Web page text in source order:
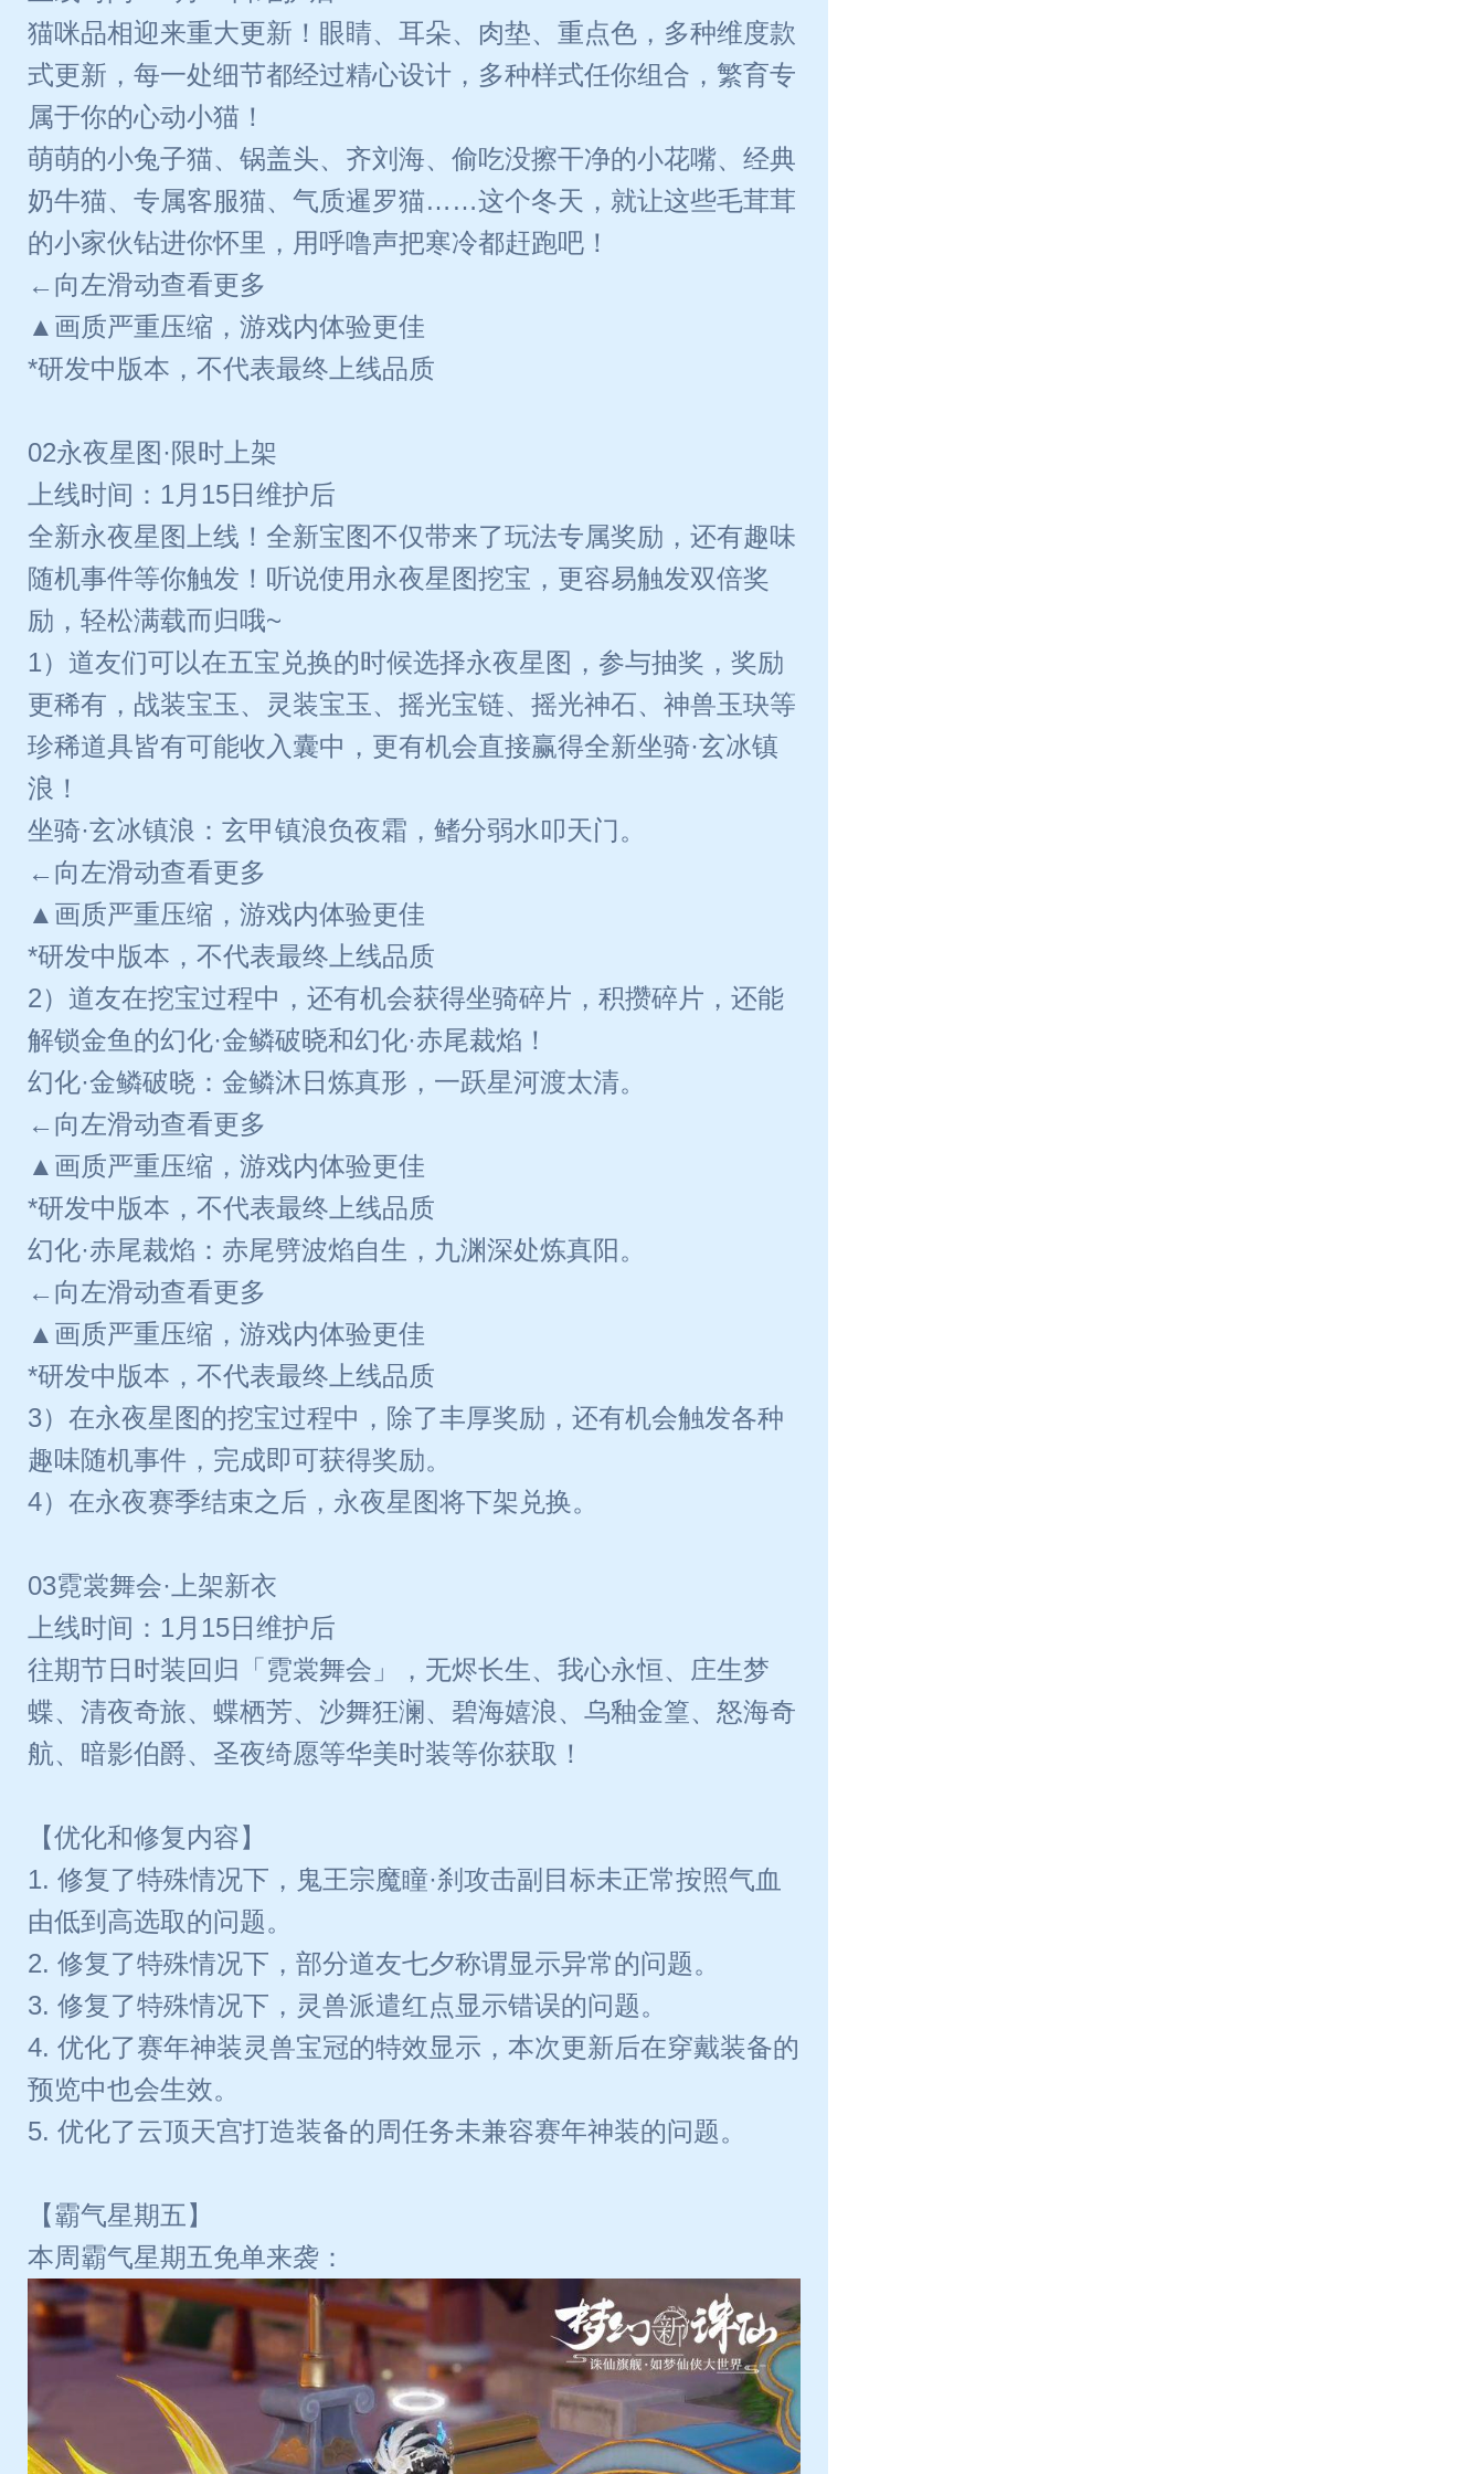
猫咪品相迎来重大更新！眼睛、耳朵、肉垫、重点色，多种维度款
式更新，每一处细节都经过精心设计，多种样式任你组合，繁育专
属于你的心动小猫！
萌萌的小兔子猫、锅盖头、齐刘海、偷吃没擦干净的小花嘴、经典
奶牛猫、专属客服猫、气质暹罗猫……这个冬天，就让这些毛茸茸
的小家伙钻进你怀里，用呼噜声把寒冷都赶跑吧！
←向左滑动查看更多
▲画质严重压缩，游戏内体验更佳
*研发中版本，不代表最终上线品质
02永夜星图·限时上架
上线时间：1月15日维护后
全新永夜星图上线！全新宝图不仅带来了玩法专属奖励，还有趣味
随机事件等你触发！听说使用永夜星图挖宝，更容易触发双倍奖
励，轻松满载而归哦~
1）道友们可以在五宝兑换的时候选择永夜星图，参与抽奖，奖励
更稀有，战装宝玉、灵装宝玉、摇光宝链、摇光神石、神兽玉玦等
珍稀道具皆有可能收入囊中，更有机会直接赢得全新坐骑·玄冰镇
浪！
坐骑·玄冰镇浪：玄甲镇浪负夜霜，鳍分弱水叩天门。
←向左滑动查看更多
▲画质严重压缩，游戏内体验更佳
*研发中版本，不代表最终上线品质
2）道友在挖宝过程中，还有机会获得坐骑碎片，积攒碎片，还能
解锁金鱼的幻化·金鳞破晓和幻化·赤尾裁焰！
幻化·金鳞破晓：金鳞沐日炼真形，一跃星河渡太清。
←向左滑动查看更多
▲画质严重压缩，游戏内体验更佳
*研发中版本，不代表最终上线品质
幻化·赤尾裁焰：赤尾劈波焰自生，九渊深处炼真阳。
←向左滑动查看更多
▲画质严重压缩，游戏内体验更佳
*研发中版本，不代表最终上线品质
3）在永夜星图的挖宝过程中，除了丰厚奖励，还有机会触发各种
趣味随机事件，完成即可获得奖励。
4）在永夜赛季结束之后，永夜星图将下架兑换。
03霓裳舞会·上架新衣
上线时间：1月15日维护后
往期节日时装回归「霓裳舞会」，无烬长生、我心永恒、庄生梦
蝶、清夜奇旅、蝶栖芳、沙舞狂澜、碧海嬉浪、乌釉金篁、怒海奇
航、暗影伯爵、圣夜绮愿等华美时装等你获取！
【优化和修复内容】
1. 修复了特殊情况下，鬼王宗魔瞳·刹攻击副目标未正常按照气血
由低到高选取的问题。
2. 修复了特殊情况下，部分道友七夕称谓显示异常的问题。
3. 修复了特殊情况下，灵兽派遣红点显示错误的问题。
4. 优化了赛年神装灵兽宝冠的特效显示，本次更新后在穿戴装备的
预览中也会生效。
5. 优化了云顶天宫打造装备的周任务未兼容赛年神装的问题。
【霸气星期五】
本周霸气星期五免单来袭：